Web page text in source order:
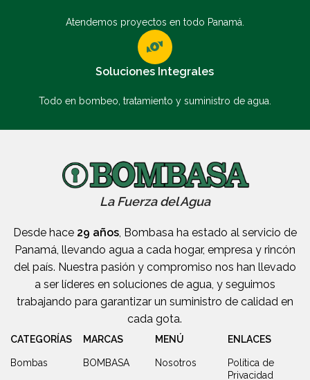
Atendemos proyectos en todo Panamá.
Soluciones Integrales
Todo en bombeo, tratamiento y suministro de agua.
La Fuerza del Agua
Desde hace 29 años, Bombasa ha estado al servicio de
Panamá, llevando agua a cada hogar, empresa y rincón
del país. Nuestra pasión y compromiso nos han llevado
a ser líderes en soluciones de agua, y seguimos
trabajando para garantizar un suministro de calidad en
cada gota.
CATEGORÍAS
Bombas
MARCAS
BOMBASA
MENÚ
Nosotros
ENLACES
Política de
Privacidad